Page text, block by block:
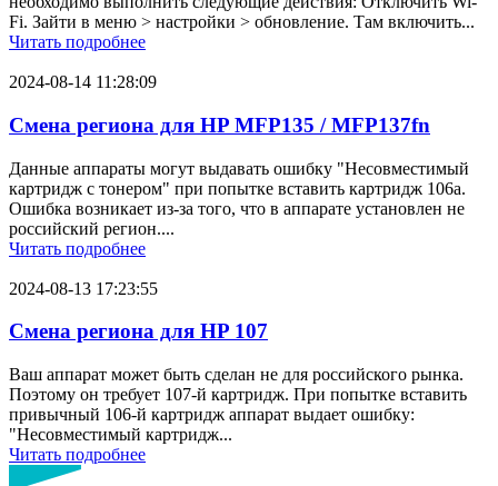
Fi. Зайти в меню > настройки > обновление. Там включить...
Читать подробнее
2024-08-14 11:28:09
Смена региона для HP MFP135 / MFP137fn
Данные аппараты могут выдавать ошибку "Несовместимый
картридж с тонером" при попытке вставить картридж 106a.
Ошибка возникает из-за того, что в аппарате установлен не
российский регион....
Читать подробнее
2024-08-13 17:23:55
Смена региона для HP 107
Ваш аппарат может быть сделан не для российского рынка.
Поэтому он требует 107-й картридж. При попытке вставить
привычный 106-й картридж аппарат выдает ошибку:
"Несовместимый картридж...
Читать подробнее